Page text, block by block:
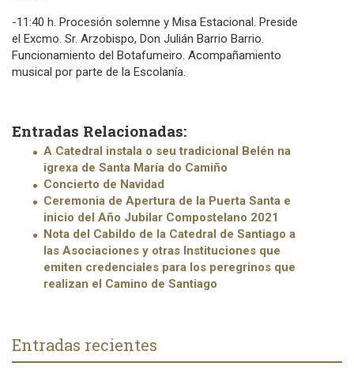
-11:40 h. Procesión solemne y Misa Estacional. Preside
el Excmo. Sr. Arzobispo, Don Julián Barrio Barrio.
Funcionamiento del Botafumeiro. Acompañamiento
musical por parte de la Escolanía.
Entradas Relacionadas:
A Catedral instala o seu tradicional Belén na
igrexa de Santa María do Camiño
Concierto de Navidad
Ceremonia de Apertura de la Puerta Santa e
inicio del Año Jubilar Compostelano 2021
Nota del Cabildo de la Catedral de Santiago a
las Asociaciones y otras Instituciones que
emiten credenciales para los peregrinos que
realizan el Camino de Santiago
Entradas recientes